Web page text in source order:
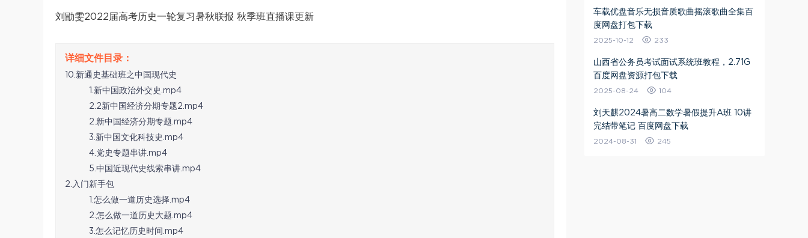
刘勖雯2022届高考历史一轮复习暑秋联报 秋季班直播课更新
10.新通史基础班之中国现代史
1.新中国政治外交史.mp4
2.2新中国经济分期专题2.mp4
2.新中国经济分期专题.mp4
3.新中国文化科技史.mp4
4.党史专题串讲.mp4
5.中国近现代史线索串讲.mp4
2.入门新手包
1.怎么做一道历史选择.mp4
2.怎么做一道历史大题.mp4
3.怎么记忆历史时间.mp4
车载优盘音乐无损音质歌曲摇滚歌曲全集百
度网盘打包下载
2025-10-12 233
山西省公务员考试面试系统班教程，2.71G
百度网盘资源打包下载
2025-08-24 104
刘天麒2024暑高二数学暑假提升A班 10讲
完结带笔记 百度网盘下载
2024-08-31 245